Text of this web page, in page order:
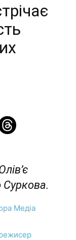
Суркова.
Медіа